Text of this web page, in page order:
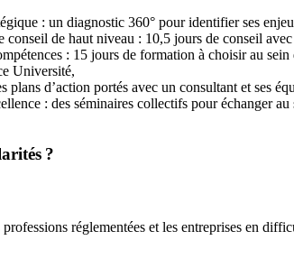
: un diagnostic 360° pour identifier ses
conseil de haut niveau : 10,5 jours de conseil
: 15 jours de formation à choisir au
Université,
plans d’action portés avec un consultant et ses
: des séminaires collectifs pour échanger
?
réglementées et les entreprises en